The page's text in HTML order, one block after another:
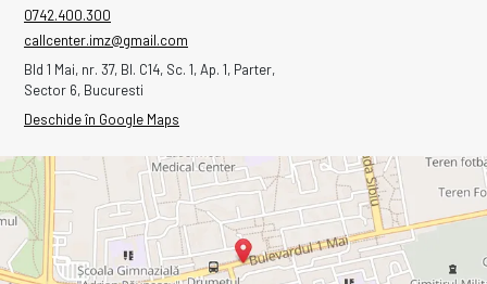
0742.400.300
callcenter.imz@gmail.com
Bld 1 Mai, nr. 37, Bl. C14, Sc. 1, Ap. 1, Parter,
Sector 6, Bucuresti
Deschide în Google Maps